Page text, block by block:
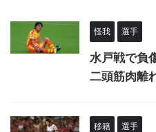
怪我 選手
水戸戦で負
二頭筋肉離
移籍 選手